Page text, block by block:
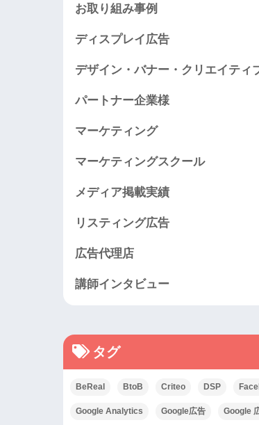
お取り組み事例
ディスプレイ広告
デザイン・バナー・クリエイティ
パートナー企業様
マーケティング
マーケティングスクール
メディア掲載実績
リスティング広告
広告代理店
講師インタビュー
タグ
BeReal BtoB Criteo DSP
Google Analytics Google広告 Google